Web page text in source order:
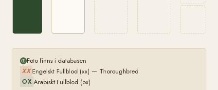
Foto finns i databasen
XX Engelskt Fullblod (xx) — Thoroughbred
OX Arabiskt Fullblod (ox)